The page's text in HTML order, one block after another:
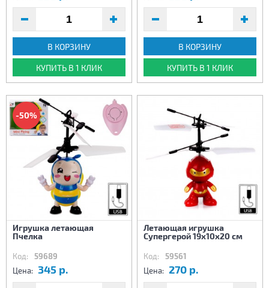
В КОРЗИНУ
КУПИТЬ В 1 КЛИК
В КОРЗИНУ
КУПИТЬ В 1 КЛИК
-50%
Игрушка летающая
Пчелка
Код: 59689
Цена: 345 р.
Летающая игрушка
Супергерой 19х10х20 см
Код: 59561
Цена: 270 р.